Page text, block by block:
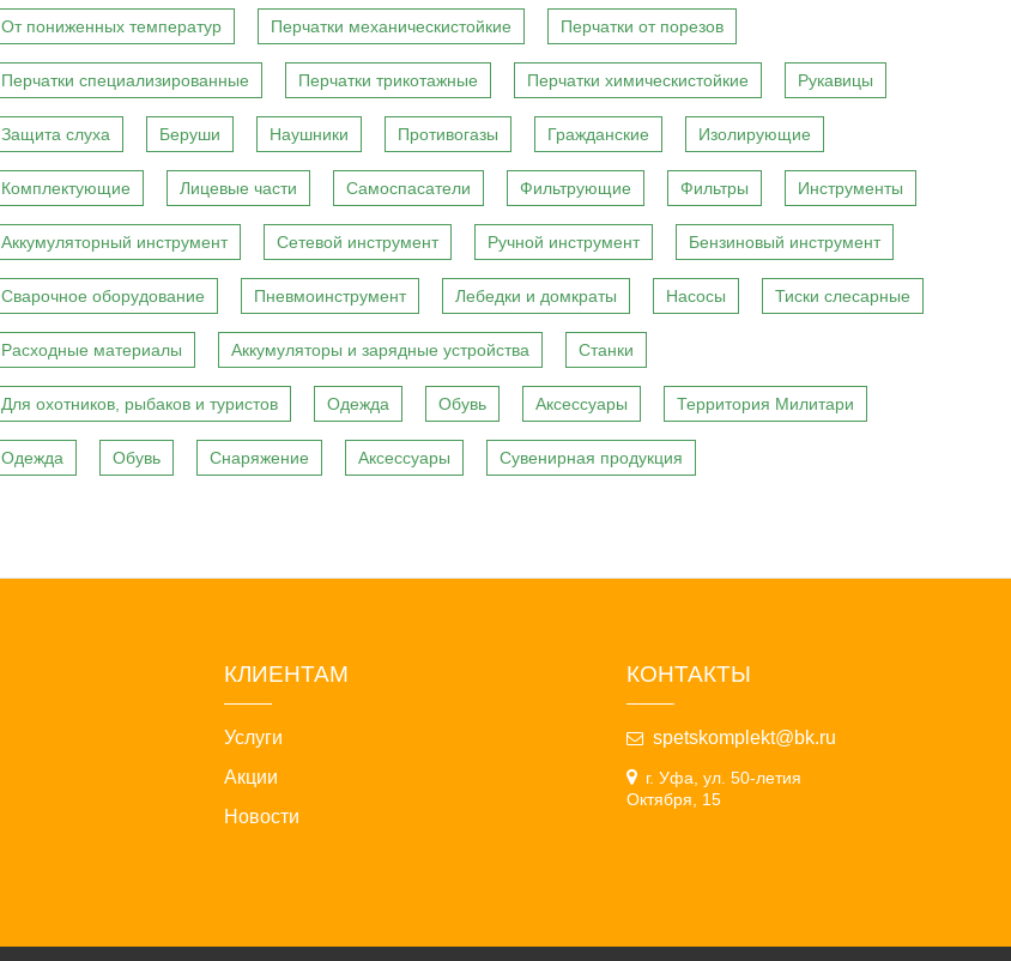
От пониженных температур Перчатки механическистойкие Перчатки от порезов
Перчатки специализированные Перчатки трикотажные Перчатки химическистойкие Рукавицы
Защита слуха Беруши Наушники Противогазы Гражданские Изолирующие
Комплектующие Лицевые части Самоспасатели Фильтрующие Фильтры Инструменты
Аккумуляторный инструмент Сетевой инструмент Ручной инструмент Бензиновый инструмент
Сварочное оборудование Пневмоинструмент Лебедки и домкраты Насосы Тиски слесарные
Расходные материалы Аккумуляторы и зарядные устройства Станки
Для охотников, рыбаков и туристов Одежда Обувь Аксессуары Территория Милитари
Одежда Обувь Снаряжение Аксессуары Сувенирная продукция
КЛИЕНТАМ
Услуги
Акции
Новости
КОНТАКТЫ
spetskomplekt@bk.ru
г. Уфа, ул. 50-летия
Октября, 15